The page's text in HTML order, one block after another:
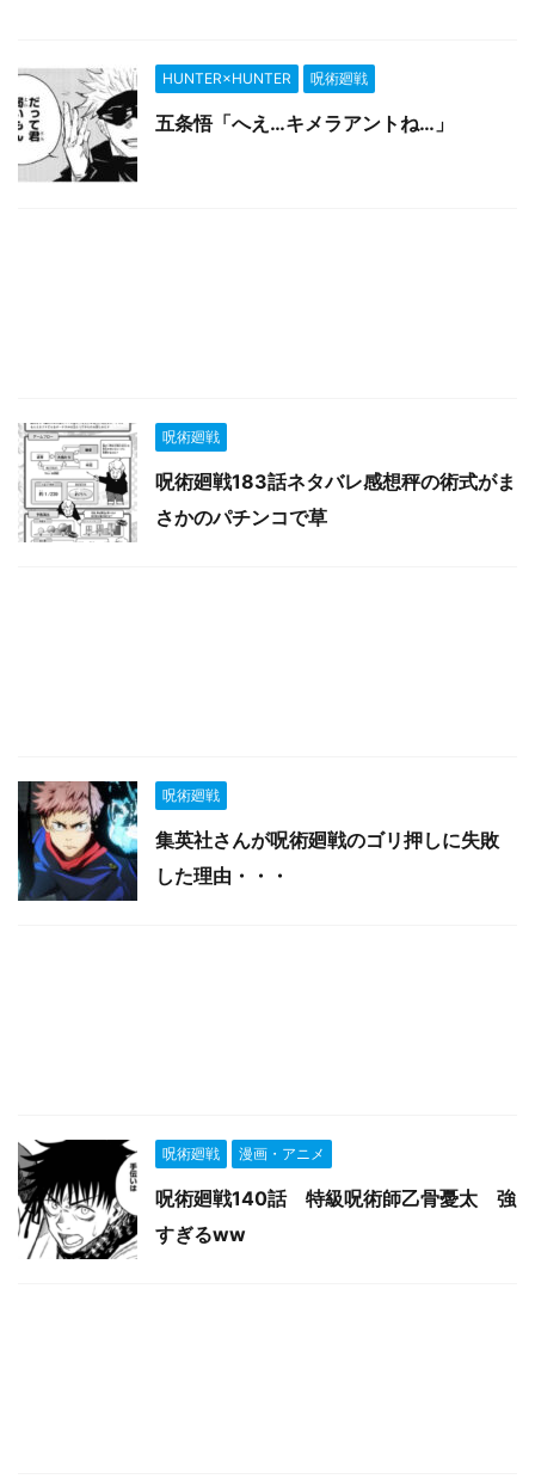
HUNTER×HUNTER 呪術廻戦
五条悟「へえ…キメラアントね…」
呪術廻戦
呪術廻戦183話ネタバレ感想秤の術式がま
さかのパチンコで草
呪術廻戦
集英社さんが呪術廻戦のゴリ押しに失敗
した理由・・・
呪術廻戦 漫画・アニメ
呪術廻戦140話 特級呪術師乙骨憂太 強
すぎるww